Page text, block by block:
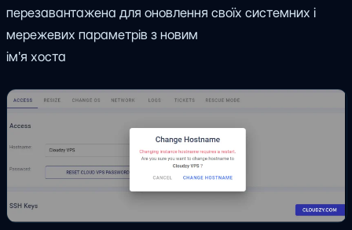
перезавантажена для оновлення своїх системних і
мережевих параметрів з новим
ім'я хоста